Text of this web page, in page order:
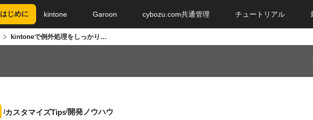
はじめに kintone Garoon cybozu.com共通管理 チュートリアル
kintoneで例外処理をしっかり設計・実装しよう
カスタマイズTips開発ノウハウ